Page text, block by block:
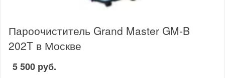
Пароочиститель Grand Master GM-B
202T в Москве
5 500 руб.